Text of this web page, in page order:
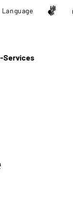
Language
Services